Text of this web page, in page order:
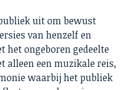
uit om bewust
van henzelf en
het ongeboren gedeelte
alleen een muzikale reis,
waarbij het publiek